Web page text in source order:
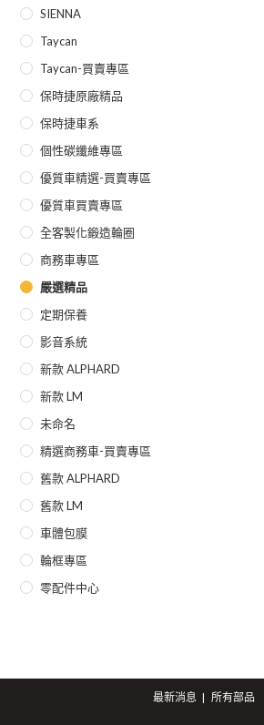
SIENNA
Taycan
Taycan-買賣專區
保時捷原廠精品
保時捷車系
個性碳纖維專區
優質車精選-買賣專區
優質車買賣專區
全客製化鍛造輪圈
商務車專區
嚴選精品
定期保養
影音系統
新款 ALPHARD
新款 LM
未命名
精選商務車-買賣專區
舊款 ALPHARD
舊款 LM
車體包膜
輪框專區
零配件中心
最新消息 所有部品